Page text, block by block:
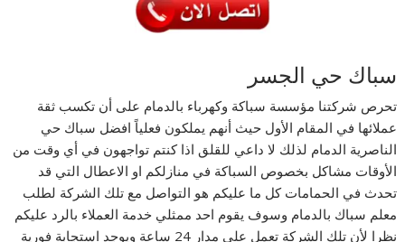
سباك حي الجسر
تحرص شركتنا مؤسسة سباكة وكهرباء بالدمام على أن تكسب ثقة
عملائها في المقام الأول حيث أنهم يملكون فعلياً افضل سباك حي
الناصرية الدمام لذلك لا داعي للقلق اذا كنتم تواجهون في أي وقت من
الأوقات مشاكل بخصوص السباكة في منازلكم او الاعطال التي قد
تحدث في الحمامات كل ما عليكم هو التواصل مع تلك الشركة لطلب
معلم سباك بالدمام وسوف يقوم احد ممثلي خدمة العملاء بالرد عليكم
نظرا لأن تلك الشركة تعمل على مدار 24 ساعة ويوجد استجابة فورية